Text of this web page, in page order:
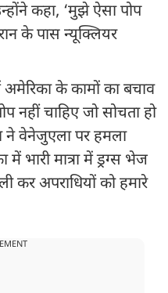
कहा, ‘मुझे ऐसा पोप
के पास न्यूक्लियर
के कामों का बचाव
नहीं चाहिए जो सोचता हो
ने वेनेजुएला पर हमला
भारी मात्रा में ड्रग्स भेज
कर अपराधियों को हमारे